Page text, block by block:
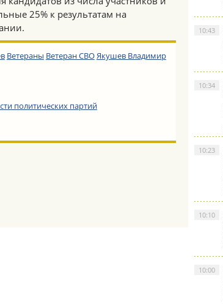
25% к результатам на
Ветераны Ветеран СВОЯкушев Владимир
политических партий
10:43
10:34
10:23
10:10
10:00